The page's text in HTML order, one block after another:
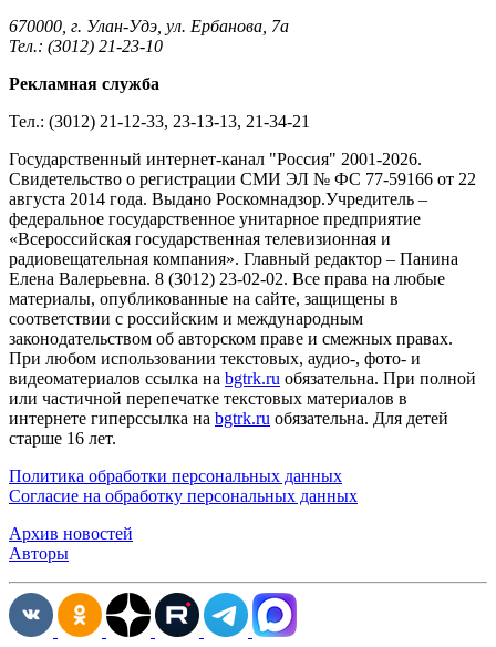
670000, г. Улан-Удэ, ул. Ербанова, 7а
Тел.: (3012) 21-23-10
Рекламная служба
Тел.: (3012) 21-12-33, 23-13-13, 21-34-21
Государственный интернет-канал "Россия" 2001-2026.
Cвидетельство о регистрации СМИ ЭЛ № ФС 77-59166 от 22
августа 2014 года. Выдано Роскомнадзор.Учредитель –
федеральное государственное унитарное предприятие
«Всероссийская государственная телевизионная и
радиовещательная компания». Главный редактор – Панина
Елена Валерьевна. 8 (3012) 23-02-02. Все права на любые
материалы, опубликованные на сайте, защищены в
соответствии с российским и международным
законодательством об авторском праве и смежных правах.
При любом использовании текстовых, аудио-, фото- и
видеоматериалов ссылка на bgtrk.ru обязательна. При полной
или частичной перепечатке текстовых материалов в
интернете гиперссылка на bgtrk.ru обязательна. Для детей
старше 16 лет.
Политика обработки персональных данных
Согласие на обработку персональных данных
Архив новостей
Авторы